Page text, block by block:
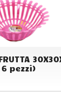
pezzi)